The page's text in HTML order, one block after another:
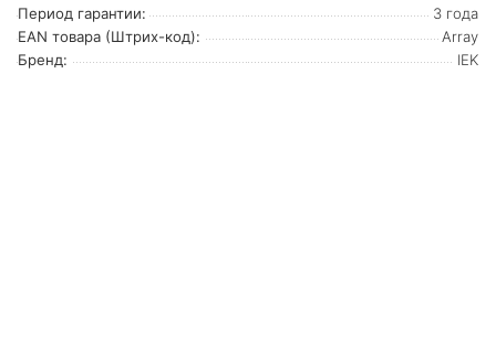
Период гарантии:
3 года
EAN товара (Штрих-код):
Array
Бренд:
IEK